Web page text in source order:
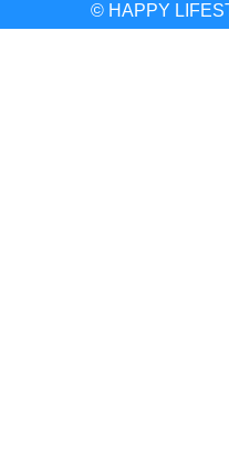
© HAPPY